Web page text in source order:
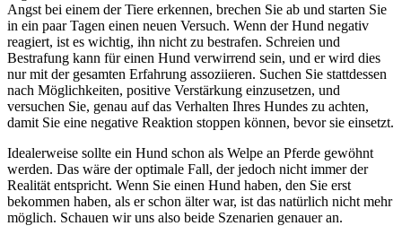
Angst bei einem der Tiere erkennen, brechen Sie ab und starten Sie
in ein paar Tagen einen neuen Versuch. Wenn der Hund negativ
reagiert, ist es wichtig, ihn nicht zu bestrafen. Schreien und
Bestrafung kann für einen Hund verwirrend sein, und er wird dies
nur mit der gesamten Erfahrung assoziieren. Suchen Sie stattdessen
nach Möglichkeiten, positive Verstärkung einzusetzen, und
versuchen Sie, genau auf das Verhalten Ihres Hundes zu achten,
damit Sie eine negative Reaktion stoppen können, bevor sie einsetzt.
Idealerweise sollte ein Hund schon als Welpe an Pferde gewöhnt
werden. Das wäre der optimale Fall, der jedoch nicht immer der
Realität entspricht. Wenn Sie einen Hund haben, den Sie erst
bekommen haben, als er schon älter war, ist das natürlich nicht mehr
möglich. Schauen wir uns also beide Szenarien genauer an.